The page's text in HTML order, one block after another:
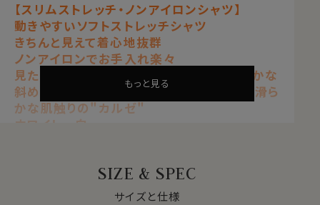
【スリムストレッチ・ノンアイロンシャツ】
動きやすいソフトストレッチシャツ
きちんと見えて着心地抜群
ノンアイロンでお手入れ楽々
見た目はワイシャツの定番生地カルゼ（細かな
斜めの畝が入った織柄）のようで、柔らかで滑ら
かな肌触りの"カルゼ"
ホワイト 白
【 スリムフィット 】【 ソロテックス 】
【 80番手双糸 】【 ニット・カルゼ 】
【 ホリゾンタルカラー/カッタウェイ 】
もっと見る
SIZE & SPEC
サイズと仕様